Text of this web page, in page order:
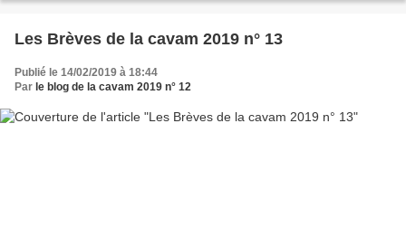
Les Brèves de la cavam 2019 n° 13
Publié le 14/02/2019 à 18:44
Par le blog de la cavam 2019 n° 12